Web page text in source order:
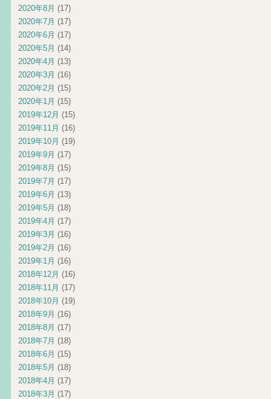
2020年8月 (17)
2020年7月 (17)
2020年6月 (17)
2020年5月 (14)
2020年4月 (13)
2020年3月 (16)
2020年2月 (15)
2020年1月 (15)
2019年12月 (15)
2019年11月 (16)
2019年10月 (19)
2019年9月 (17)
2019年8月 (15)
2019年7月 (17)
2019年6月 (13)
2019年5月 (18)
2019年4月 (17)
2019年3月 (16)
2019年2月 (16)
2019年1月 (16)
2018年12月 (16)
2018年11月 (17)
2018年10月 (19)
2018年9月 (16)
2018年8月 (17)
2018年7月 (18)
2018年6月 (15)
2018年5月 (18)
2018年4月 (17)
2018年3月 (17)